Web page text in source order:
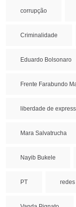
corrupção
Criminalidade
Eduardo Bolsonaro
Frente Farabundo
liberdade de
Mara Salvatrucha
Nayib Bukele
PT